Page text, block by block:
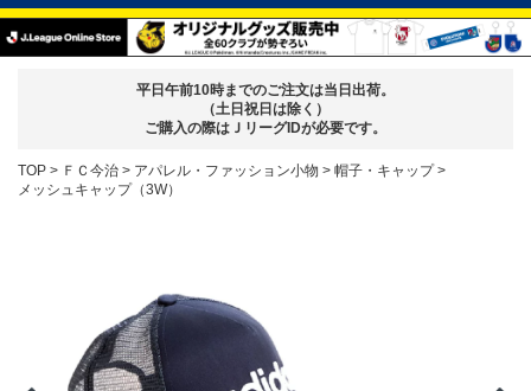
平日午前10時までのご注文は当日出荷。
（土日祝日は除く）
ご購入の際はＪリーグIDが必要です。
TOP ＦＣ今治 アパレル・ファッション小物
帽子・キャップ
メッシュキャップ（3W）